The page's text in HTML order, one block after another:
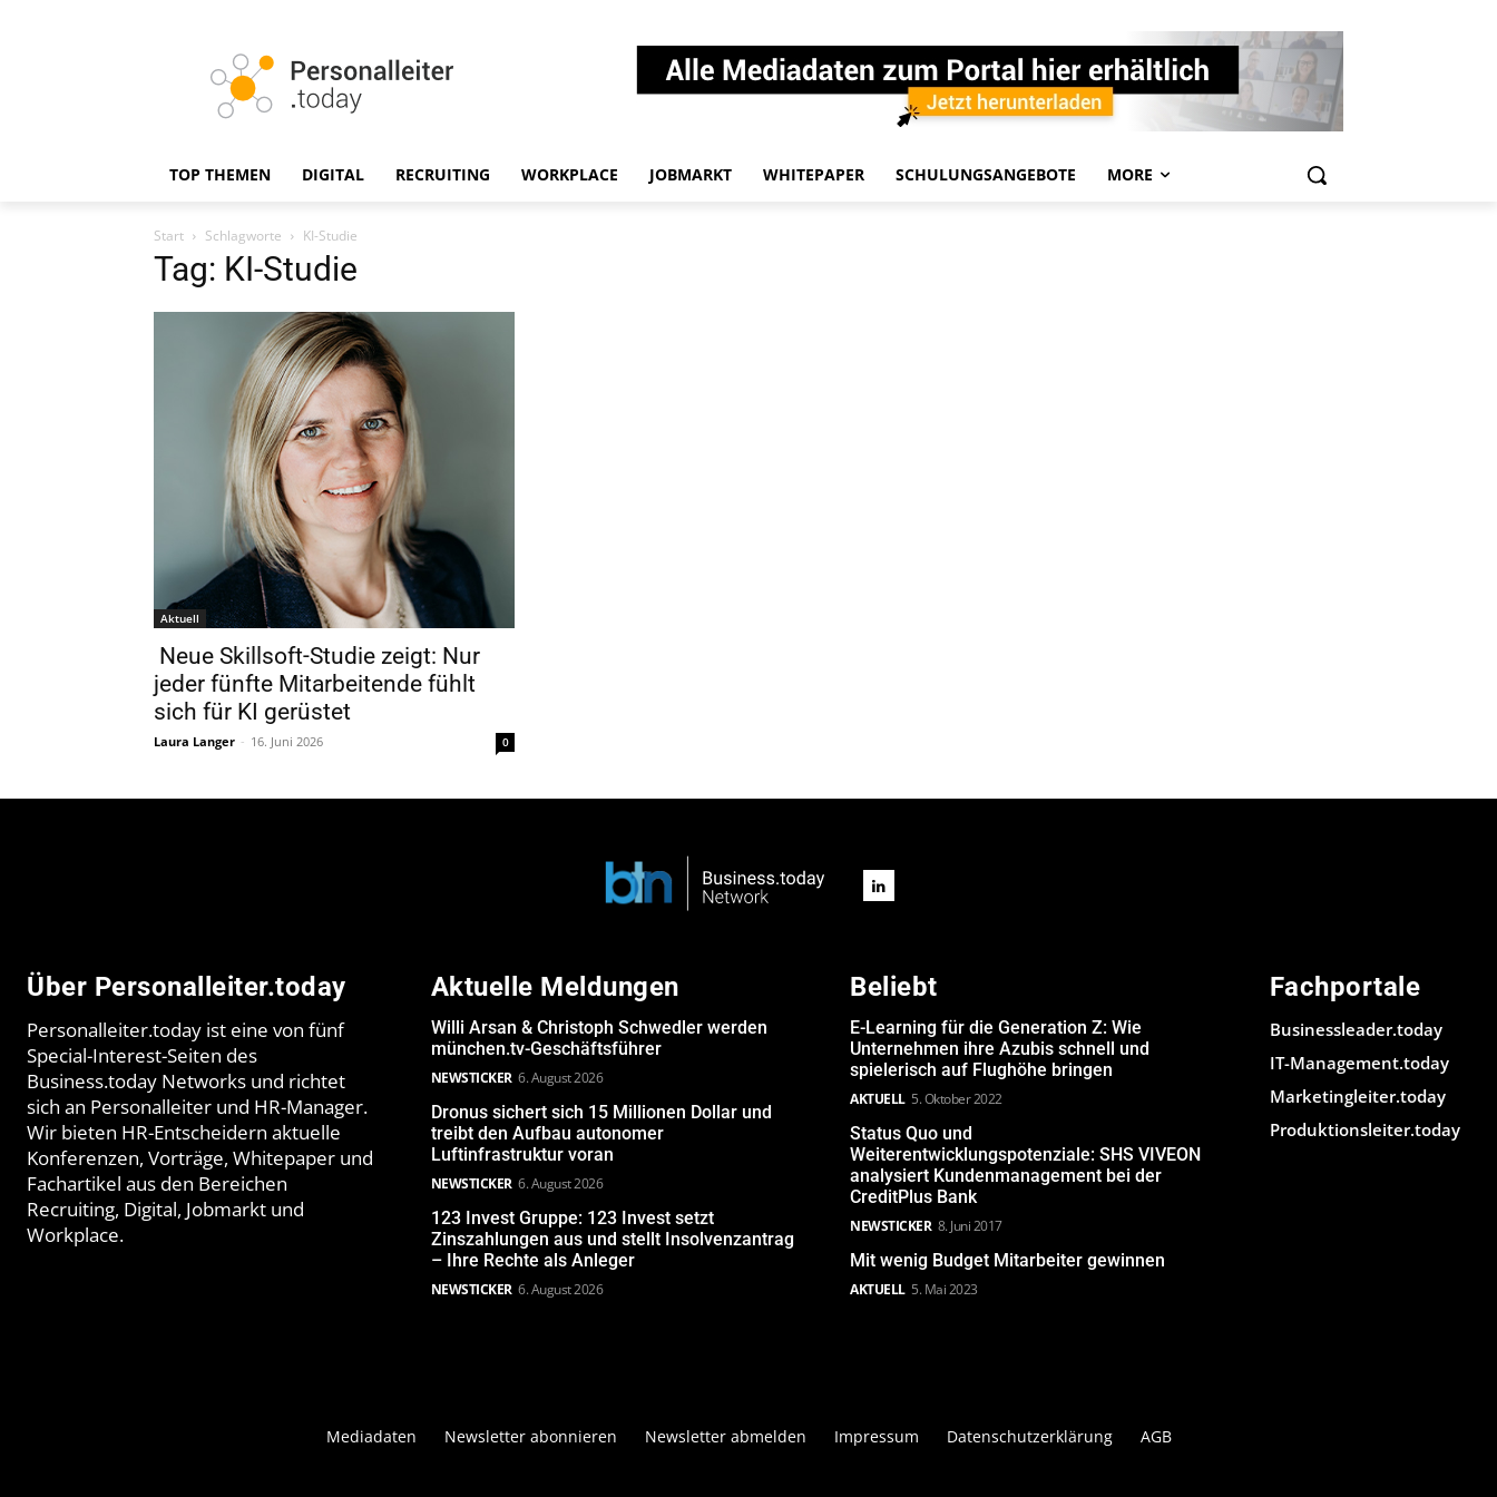
TOP THEMEN DIGITAL RECRUITING WORKPLACE JOBMARKT WHITEPAPER SCHULUNGSANGEBOTE MORE
Start Schlagworte KI-Studie
Tag: KI-Studie
Aktuell
Neue Skillsoft-Studie zeigt: Nur
jeder fünfte Mitarbeitende fühlt
sich für KI gerüstet
Laura Langer - 16. Juni 2026 0
Über Personalleiter.today
Personalleiter.today ist eine von fünf
Special-Interest-Seiten des
Business.today Networks und richtet
sich an Personalleiter und HR-Manager.
Wir bieten HR-Entscheidern aktuelle
Konferenzen, Vorträge, Whitepaper und
Fachartikel aus den Bereichen
Recruiting, Digital, Jobmarkt und
Workplace.
Aktuelle Meldungen
Willi Arsan & Christoph Schwedler werden
münchen.tv-Geschäftsführer
NEWSTICKER 6. August 2026
Dronus sichert sich 15 Millionen Dollar und
treibt den Aufbau autonomer
Luftinfrastruktur voran
NEWSTICKER 6. August 2026
123 Invest Gruppe: 123 Invest setzt
Zinszahlungen aus und stellt Insolvenzantrag
– Ihre Rechte als Anleger
NEWSTICKER 6. August 2026
Beliebt
E-Learning für die Generation Z: Wie
Unternehmen ihre Azubis schnell und
spielerisch auf Flughöhe bringen
AKTUELL 5. Oktober 2022
Status Quo und
Weiterentwicklungspotenziale: SHS VIVEON
analysiert Kundenmanagement bei der
CreditPlus Bank
NEWSTICKER 8. Juni 2017
Mit wenig Budget Mitarbeiter gewinnen
AKTUELL 5. Mai 2023
Fachportale
Businessleader.today
IT-Management.today
Marketingleiter.today
Produktionsleiter.today
Mediadaten Newsletter abonnieren Newsletter abmelden Impressum Datenschutzerklärung AGB